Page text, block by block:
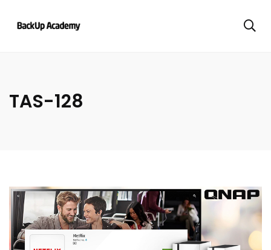
TAS-128